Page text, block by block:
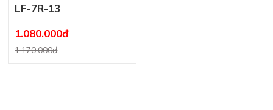
LF-7R-13
1.080.000đ
1.170.000đ